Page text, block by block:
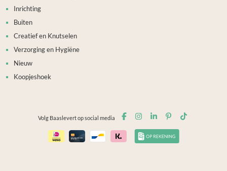
Inrichting
Buiten
Creatief en Knutselen
Verzorging en Hygiëne
Nieuw
Koopjeshoek
Volg Baaslevert op social media